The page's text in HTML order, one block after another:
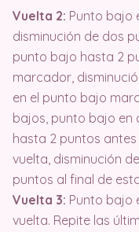
Vuelta 2: Punto bajo
disminución de dos
punto bajo hasta 2
marcador,
en el punto bajo
bajos, punto bajo en
hasta 2 puntos
vuelta, disminución
puntos al final de
Vuelta 3: Punto bajo
vuelta. Repite las